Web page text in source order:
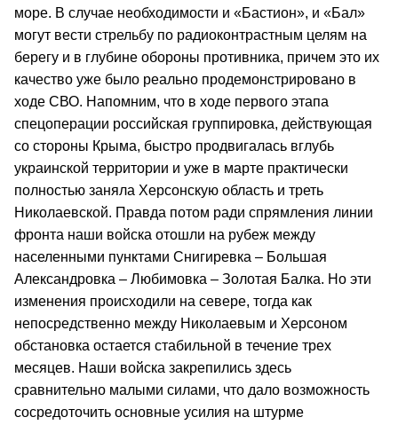
море. В случае необходимости и «Бастион», и «Бал»
могут вести стрельбу по радиоконтрастным целям на
берегу и в глубине обороны противника, причем это их
качество уже было реально продемонстрировано в
ходе СВО. Напомним, что в ходе первого этапа
спецоперации российская группировка, действующая
со стороны Крыма, быстро продвигалась вглубь
украинской территории и уже в марте практически
полностью заняла Херсонскую область и треть
Николаевской. Правда потом ради спрямления линии
фронта наши войска отошли на рубеж между
населенными пунктами Снигиревка – Большая
Александровка – Любимовка – Золотая Балка. Но эти
изменения происходили на севере, тогда как
непосредственно между Николаевым и Херсоном
обстановка остается стабильной в течение трех
месяцев. Наши войска закрепились здесь
сравнительно малыми силами, что дало возможность
сосредоточить основные усилия на штурме